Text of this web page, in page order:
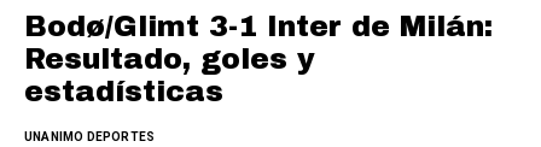
Bodø/Glimt 3-1 Inter de Milán:
Resultado, goles y
estadísticas
UNANIMO DEPORTES